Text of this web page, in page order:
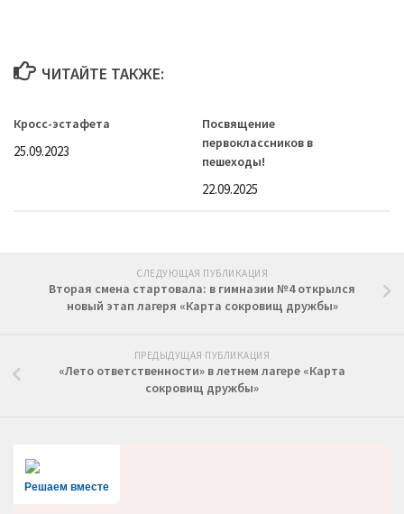
ЧИТАЙТЕ ТАКЖЕ:
Кросс-эстафета
25.09.2023
Посвящение
первоклассников в
пешеходы!
22.09.2025
СЛЕДУЮЩАЯ ПУБЛИКАЦИЯ
Вторая смена стартовала: в гимназии №4 открылся
новый этап лагеря «Карта сокровищ дружбы»
ПРЕДЫДУЩАЯ ПУБЛИКАЦИЯ
«Лето ответственности» в летнем лагере «Карта
сокровищ дружбы»
Решаем вместе